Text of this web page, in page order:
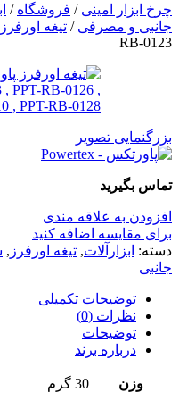
چرخ ابزار امینی / فروشگاه /
جانبی و مصرفی / تیغه اورفرز
RB-0123
بزرگنمایی تصویر
تماس بگیرید
افزودن به علاقه مندی
برای مقایسه اضافه کنید
دسته: ابزارآلات, تیغه اورفرز ,
جانبی
توضیحات تکمیلی
نظرات (0)
توضیحات
درباره برند
وزن 30 گرم